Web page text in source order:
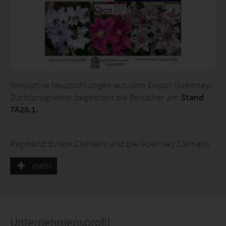
Innovative Neuzüchtungen aus dem Evison Guernsey-
Zuchtprogramm begeistern die Besucher am Stand
7A28.1.
Raymond Evison Clematis und die Guernsey Clematis
Nursery freuen sich, die Premiere dreier
außergewöhnlicher Clematis-Sorten auf der IPM Essen
mehr
Unternehmensprofil